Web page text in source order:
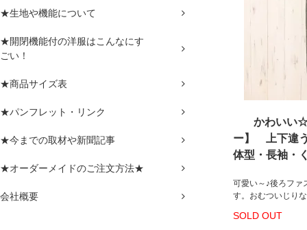
★生地や機能について
★開閉機能付の洋服はこんなにす
ごい！
★商品サイズ表
★パンフレット・リンク
★今までの取材や新聞記事
★オーダーメイドのご注文方法★
会社概要
かわいい
ー】 上下違
体型・長袖・
可愛い～♪後ろファ
す。おむついじり
SOLD OUT